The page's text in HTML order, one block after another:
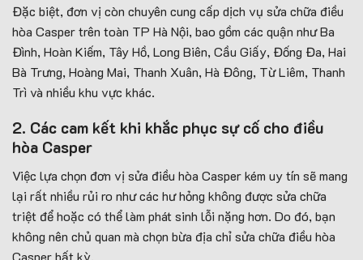
Đặc biệt, đơn vị còn chuyên cung cấp dịch vụ sửa chữa điều
hòa Casper trên toàn TP Hà Nội, bao gồm các quận như Ba
Đình, Hoàn Kiếm, Tây Hồ, Long Biên, Cầu Giấy, Đống Đa, Hai
Bà Trưng, Hoàng Mai, Thanh Xuân, Hà Đông, Từ Liêm, Thanh
Trì và nhiều khu vực khác.
2. Các cam kết khi khắc phục sự cố cho điều
hòa Casper
Việc lựa chọn đơn vị sửa điều hòa Casper kém uy tín sẽ mang
lại rất nhiều rủi ro như các hư hỏng không được sửa chữa
triệt để hoặc có thể làm phát sinh lỗi nặng hơn. Do đó, bạn
không nên chủ quan mà chọn bừa địa chỉ sửa chữa điều hòa
Casper bất kỳ.